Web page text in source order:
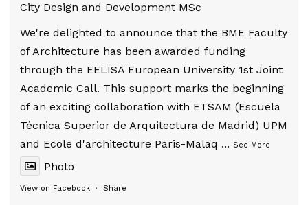
City Design and Development MSc
We're delighted to announce that the BME Faculty
of Architecture has been awarded funding
through the EELISA European University 1st Joint
Academic Call. This support marks the beginning
of an exciting collaboration with ETSAM (Escuela
Técnica Superior de Arquitectura de Madrid) UPM
and Ecole d'architecture Paris-Malaq ... See More
Photo
View on Facebook · Share